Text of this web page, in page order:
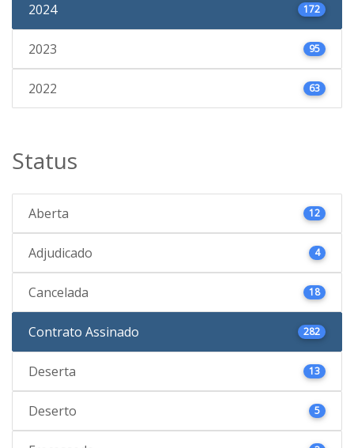
2024 172
2023 95
2022 63
Status
Aberta 12
Adjudicado 4
Cancelada 18
Contrato Assinado 282
Deserta 13
Deserto 5